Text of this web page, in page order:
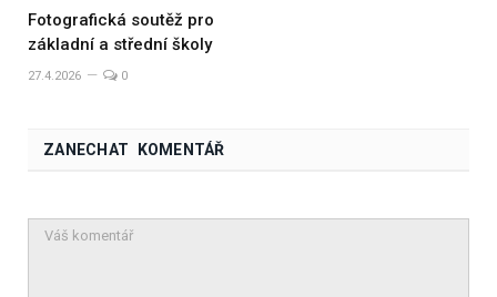
Fotografická soutěž pro
základní a střední školy
27.4.2026 0
ZANECHAT KOMENTÁŘ